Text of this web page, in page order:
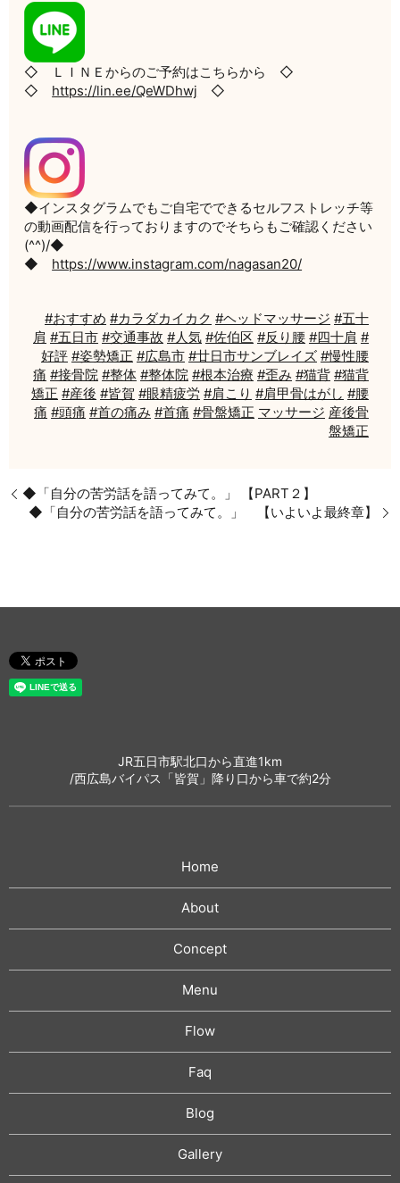
◇ ＬＩＮＥからのご予約はこちらから ◇
◇ https://lin.ee/QeWDhwj ◇
◆インスタグラムでもご自宅でできるセルフストレッチ等
の動画配信を行っておりますのでそちらもご確認ください
(^^)/◆
◆ https://www.instagram.com/nagasan20/
#おすすめ #カラダカイカク #ヘッドマッサージ #五十
肩 #五日市 #交通事故 #人気 #佐伯区 #反り腰 #四十肩 #
好評 #姿勢矯正 #広島市 #廿日市サンブレイズ #慢性腰
痛 #接骨院 #整体 #整体院 #根本治療 #歪み #猫背 #猫背
矯正 #産後 #皆賀 #眼精疲労 #肩こり #肩甲骨はがし #腰
痛 #頭痛 #首の痛み #首痛 #骨盤矯正 マッサージ 産後骨
盤矯正
◆「自分の苦労話を語ってみて。」 【PART２】
◆「自分の苦労話を語ってみて。」 【いよいよ最終章】
JR五日市駅北口から直進1km
/西広島バイパス「皆賀」降り口から車で約2分
Home
About
Concept
Menu
Flow
Faq
Blog
Gallery